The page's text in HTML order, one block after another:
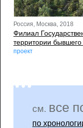
Россия, Москва, 2018
Филиал
территории
проект
см. все
по